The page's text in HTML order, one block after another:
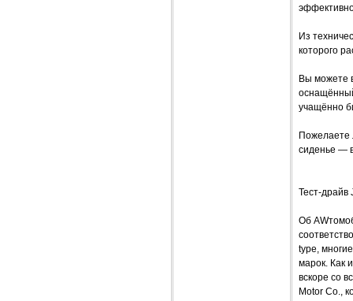
Из
которого
Вы можете
учащённо
Пожелаете
сиденье —
Тест-драйв
Об
type,
марок. Как
вскоре со
Motor Co.,